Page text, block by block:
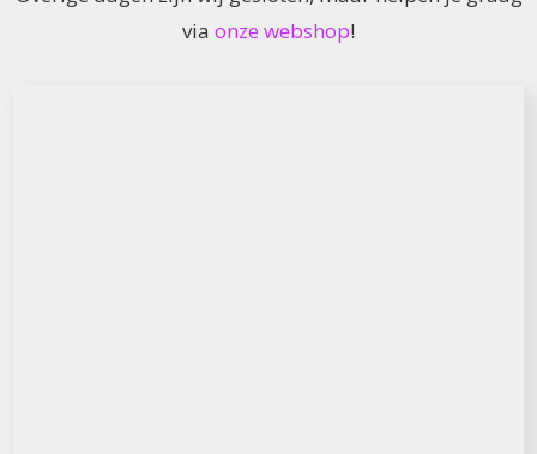
via onze webshop!